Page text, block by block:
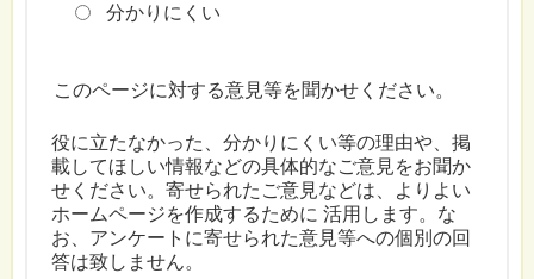
分かりにくい
このページに対する意見等を聞かせください。
役に立たなかった、分かりにくい等の理由や、掲
載してほしい情報などの具体的なご意見をお聞か
せください。寄せられたご意見などは、よりよい
ホームページを作成するために 活用します。な
お、アンケートに寄せられた意見等への個別の回
答は致しません。